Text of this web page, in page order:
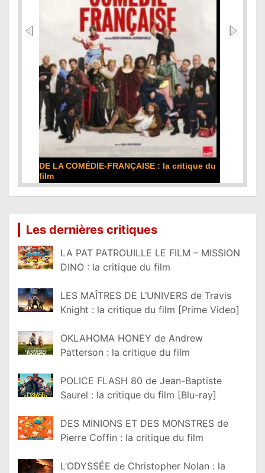
DE LA COMÉDIE-FRANÇAISE : la critique du
film
Les dernières critiques
LA PAT PATROUILLE LE FILM – MISSION
DINO : la critique du film
LES MAÎTRES DE L’UNIVERS de Travis
Knight : la critique du film [Prime Video]
OKLAHOMA HONEY de Andrew
Patterson : la critique du film
POLICE FLASH 80 de Jean-Baptiste
Saurel : la critique du film [Blu-ray]
DES MINIONS ET DES MONSTRES de
Pierre Coffin : la critique du film
L’ODYSSÉE de Christopher Nolan : la